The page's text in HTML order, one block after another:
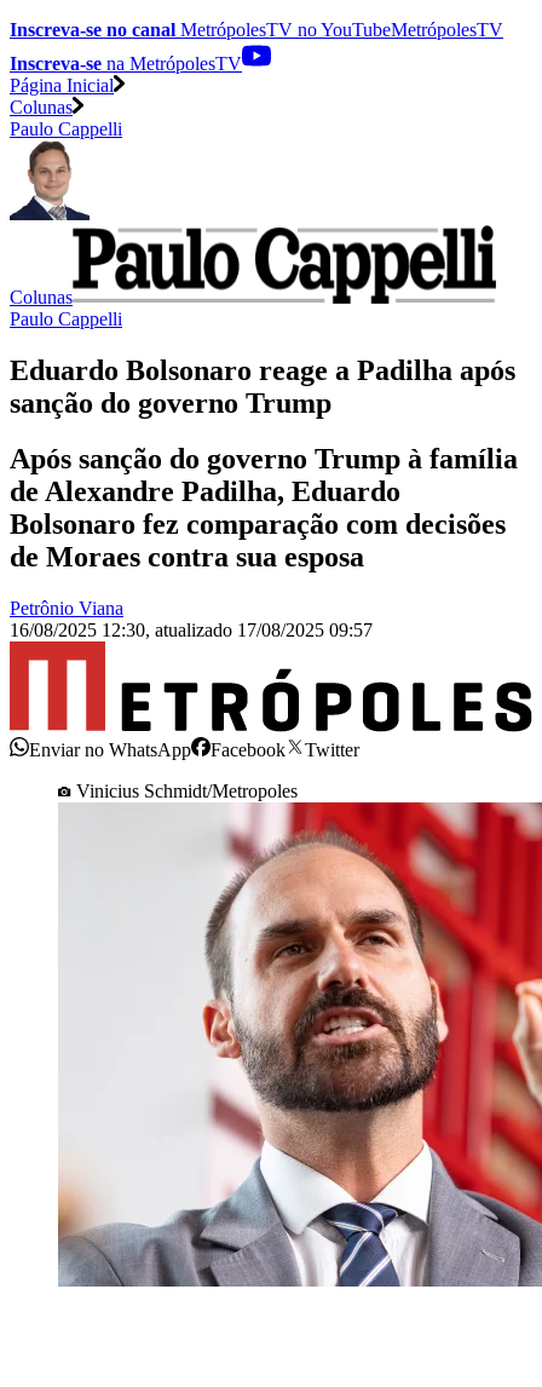
Inscreva-se no canal MetrópolesTV noYouTubeMetrópolesTV
Inscreva-se na MetrópolesTV
Página Inicial
Colunas
Paulo Cappelli
Colunas
Paulo Cappelli
Eduardo Bolsonaro reage a Padilha após
sanção do governo Trump
Após sanção do governo Trump à família
de Alexandre Padilha, Eduardo
Bolsonaro fez comparação com decisões
de Moraes contra sua esposa
Petrônio Viana
16/08/2025 12:30, atualizado 17/08/2025 09:57
Enviar no WhatsApp Facebook
Twitter
Vinicius Schmidt/Metropoles